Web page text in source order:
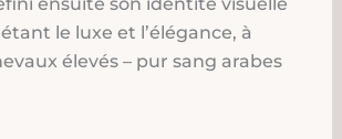
le luxe et l’élégance, à
élevés – pur sang arabes